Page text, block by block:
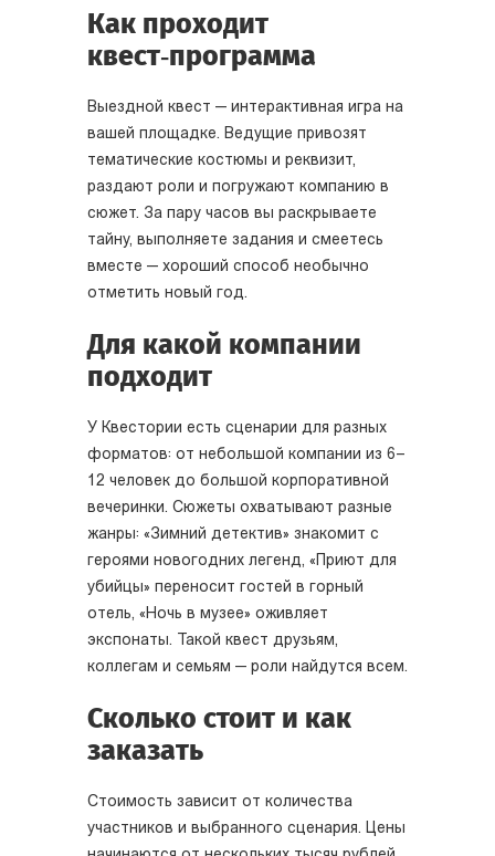
Как проходит
квест‑программа
Выездной квест — интерактивная игра на
вашей площадке. Ведущие привозят
тематические костюмы и реквизит,
раздают роли и погружают компанию в
сюжет. За пару часов вы раскрываете
тайну, выполняете задания и смеетесь
вместе — хороший способ необычно
отметить новый год.
Для какой компании
подходит
У Квестории есть сценарии для разных
форматов: от небольшой компании из 6–
12 человек до большой корпоративной
вечеринки. Сюжеты охватывают разные
жанры: «Зимний детектив» знакомит с
героями новогодних легенд, «Приют для
убийцы» переносит гостей в горный
отель, «Ночь в музее» оживляет
экспонаты. Такой квест друзьям,
коллегам и семьям — роли найдутся всем.
Сколько стоит и как
заказать
Стоимость зависит от количества
участников и выбранного сценария. Цены